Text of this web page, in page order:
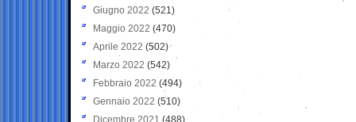
Giugno 2022 (521)
Maggio 2022 (470)
Aprile 2022 (502)
Marzo 2022 (542)
Febbraio 2022 (494)
Gennaio 2022 (510)
Dicembre 2021 (488)